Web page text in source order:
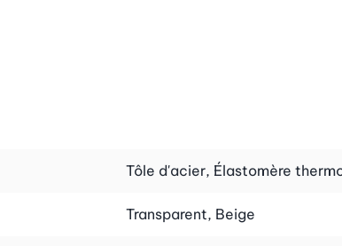
Tôle d'acier, Élastomère
Transparent, Beige